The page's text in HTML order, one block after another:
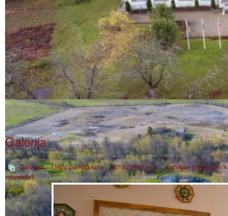
Galerija
Galvenā»Liepu pamatskola»2016./2017.m.g.»Latvijas simboli un
novembrī» Latvijas simboli un karoga krāsas Liepu pamatskolā